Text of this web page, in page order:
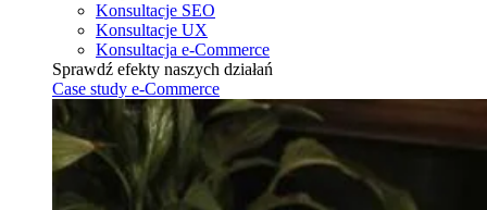
Konsultacje SEO
Konsultacje UX
Konsultacja e-Commerce
Sprawdź efekty naszych działań
Case study e-Commerce